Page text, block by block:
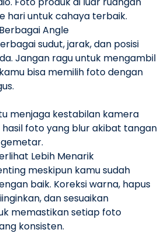
hari untuk cahaya terbaik.
Angle
sudut, jarak, dan posisi
Jangan ragu untuk mengambil
bisa memilih foto dengan
menjaga kestabilan kamera
foto yang blur akibat tangan
Lebih Menarik
meskipun kamu sudah
baik. Koreksi warna, hapus
dan sesuaikan
memastikan setiap foto
konsisten.